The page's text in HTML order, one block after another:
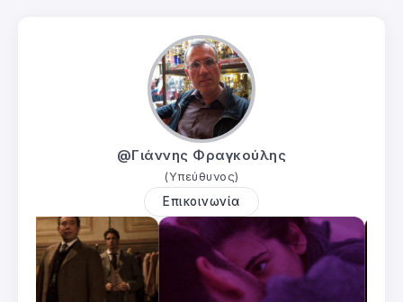
@Γιάννης Φραγκούλης
(Υπεύθυνος)
Επικοινωνία